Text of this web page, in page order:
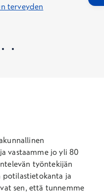
terveyden
vastaamme jo yli 80
työntekijän
potilastietokanta ja
sen, että tunnemme